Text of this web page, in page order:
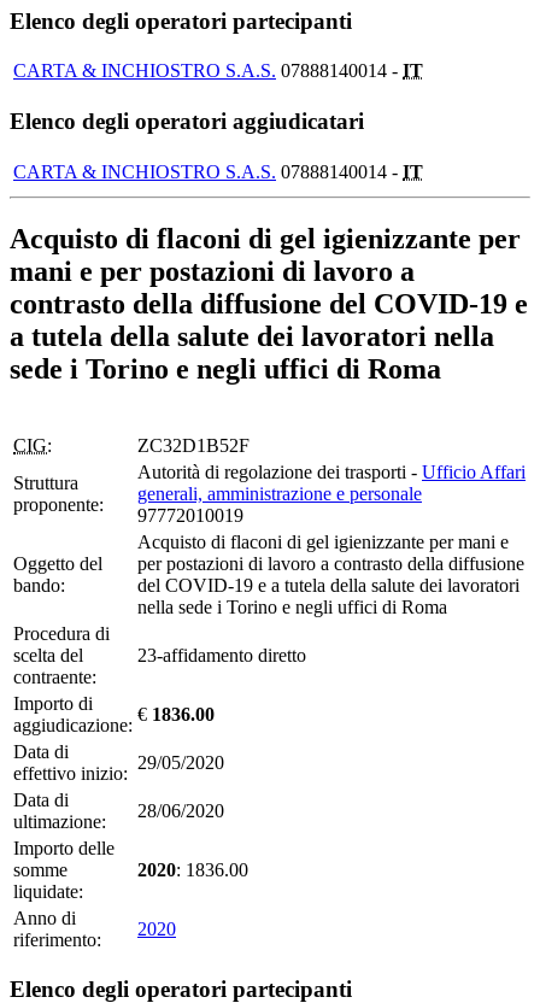
Elenco degli operatori partecipanti
CARTA & INCHIOSTRO S.A.S. 07888140014 - IT
Elenco degli operatori aggiudicatari
CARTA & INCHIOSTRO S.A.S. 07888140014 - IT
Acquisto di flaconi di gel igienizzante per
mani e per postazioni di lavoro a
contrasto della diffusione del COVID-19 e
a tutela della salute dei lavoratori nella
sede i Torino e negli uffici di Roma
CIG:
ZC32D1B52F
Struttura
proponente:
Autorità di regolazione dei trasporti - Ufficio Affari
generali, amministrazione e personale
97772010019
Oggetto del
bando:
Acquisto di flaconi di gel igienizzante per mani e
per postazioni di lavoro a contrasto della diffusione
del COVID-19 e a tutela della salute dei lavoratori
nella sede i Torino e negli uffici di Roma
Procedura di
scelta del
contraente:
23-affidamento diretto
Importo di
aggiudicazione:
€ 1836.00
Data di
effettivo inizio:
29/05/2020
Data di
ultimazione:
28/06/2020
Importo delle
somme
liquidate:
2020: 1836.00
Anno di
riferimento:
2020
Elenco degli operatori partecipanti